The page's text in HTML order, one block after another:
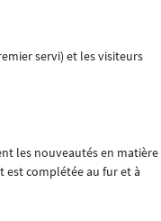
servi) et les visiteurs
les nouveautés en matière
est complétée au fur et à